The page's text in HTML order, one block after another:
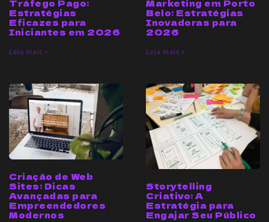
Tráfego Pago:
Estratégias
Eficazes para
Iniciantes em 2026
Leia mais »
Marketing em Porto
Belo: Estratégias
Inovadoras para
2026
Leia mais »
Criação de Web
Sites: Dicas
Avançadas para
Empreendedores
Modernos
Storytelling
Criativo: A
Estratégia para
Engajar Seu Público